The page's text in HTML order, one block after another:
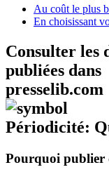
Au coût le plus
En choisissant
Consulter les
publiées dans
presselib.com
Périodicité:
Pourquoi publier